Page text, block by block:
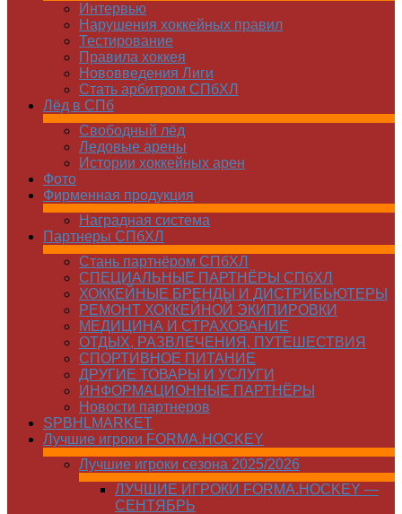
Интервью
Нарушения хоккейных правил
Тестирование
Правила хоккея
Нововведения Лиги
Стать арбитром СПбХЛ
Лёд в СПб
Свободный лёд
Ледовые арены
Истории хоккейных арен
Фото
Фирменная продукция
Наградная система
Партнеры СПбХЛ
Стань партнёром СПбХЛ
СПЕЦИАЛЬНЫЕ ПАРТНЁРЫ СПбХЛ
ХОККЕЙНЫЕ БРЕНДЫ И ДИСТРИБЬЮТЕРЫ
РЕМОНТ ХОККЕЙНОЙ ЭКИПИРОВКИ
МЕДИЦИНА И СТРАХОВАНИЕ
ОТДЫХ, РАЗВЛЕЧЕНИЯ, ПУТЕШЕСТВИЯ
СПОРТИВНОЕ ПИТАНИЕ
ДРУГИЕ ТОВАРЫ И УСЛУГИ
ИНФОРМАЦИОННЫЕ ПАРТНЁРЫ
Новости партнеров
SPBHLMARKET
Лучшие игроки FORMA.HOCKEY
Лучшие игроки сезона 2025/2026
ЛУЧШИЕ ИГРОКИ FORMA.HOCKEY —
СЕНТЯБРЬ